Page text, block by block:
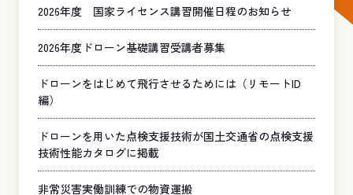
2026年度 国家ライセンス講習開催日程のお知らせ
2026年度ドローン基礎講習受講者募集
ドローンをはじめて飛行させるためには（リモートID
編）
ドローンを用いた点検支援技術が国土交通省の点検支援
技術性能カタログに掲載
非常災害実働訓練での物資運搬